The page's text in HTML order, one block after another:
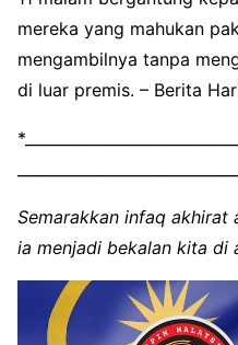
mereka yang mahukan
mengambilnya tanpa
di luar premis. – Berita
Semarakkan infaq akhirat
ia menjadi bekalan kita di